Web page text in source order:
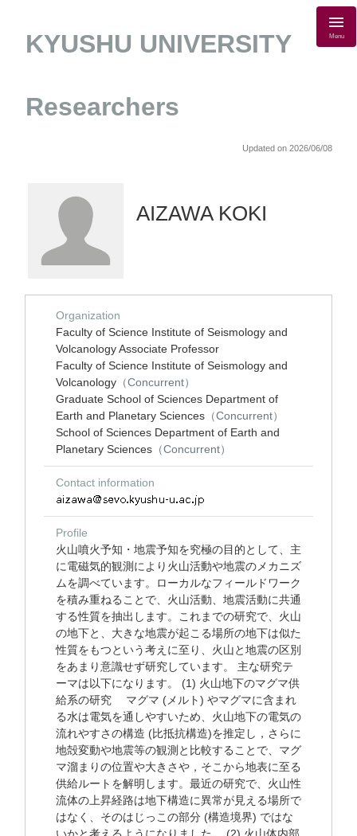
KYUSHU UNIVERSITY
Researchers
Menu
Updated on 2026/06/08
AIZAWA KOKI
Organization
Faculty of Science Institute of Seismology and
Volcanology Associate Professor
Faculty of Science Institute of Seismology and
Volcanology （Concurrent）
Graduate School of Sciences Department of
Earth and Planetary Sciences （Concurrent）
School of Sciences Department of Earth and
Planetary Sciences （Concurrent）
Contact information
Profile
火山噴火予知・地震予知を究極の目的として、主
に電磁気的観測により火山活動や地震のメカニズ
ムを調べています。ローカルなフィールドワーク
を積み重ねることで、火山活動、地震活動に共通
する性質を抽出します。これまでの研究で、火山
の地下と、大きな地震が起こる場所の地下は似た
性質をもつという考えに至り、火山と地震の区別
をあまり意識せず研究しています。 主な研究テ
ーマは以下になります。 (1) 火山地下のマグマ供
給系の研究 マグマ (メルト) やマグマに含まれ
る水は電気を通しやすいため、火山地下の電気の
流れやすさの構造 (比抵抗構造)を推定し，さらに
地殻変動や地震等の観測と比較することで、マグ
マ溜まりの位置や大きさや，そこから地表に至る
供給ルートを解明します。最近の研究で、火山性
流体の上昇経路は地下構造に異常が見える場所で
はなく、そのはじっこの部分 (構造境界) ではな